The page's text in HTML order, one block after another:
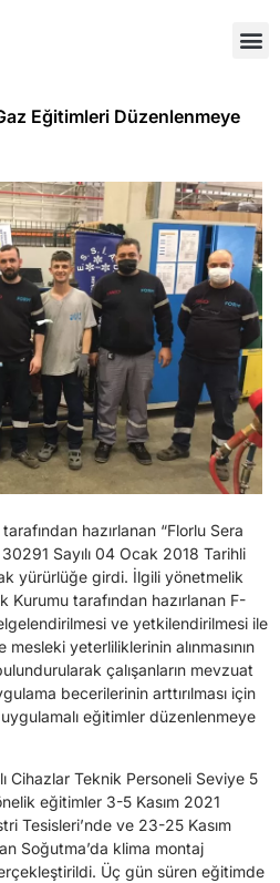
Eğitimleri Düzenlenmeye
hazırlanan “Florlu Sera
Sayılı 04 Ocak 2018 Tarihli
yürürlüğe girdi. İlgili yönetmelik
Kurumu tarafından hazırlanan F-
ve yetkilendirilmesi ile
mesleki yeterliliklerinin alınmasının
çalışanların mevzuat
becerilerinin arttırılması için
eğitimler düzenlenmeye
Cihazlar Teknik Personeli Seviye 5
eğitimler 3-5 Kasım 2021
Tesisleri’nde ve 23-25 Kasım
Soğutma’da klima montaj
Üç gün süren eğitimde